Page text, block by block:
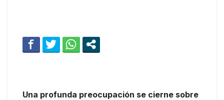
Una profunda preocupación se cierne sobre